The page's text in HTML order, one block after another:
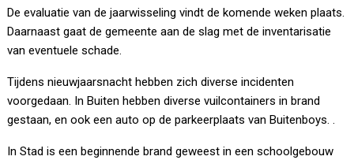
De evaluatie van de jaarwisseling vindt de komende weken plaats.
Daarnaast gaat de gemeente aan de slag met de inventarisatie
van eventuele schade.
Tijdens nieuwjaarsnacht hebben zich diverse incidenten
voorgedaan. In Buiten hebben diverse vuilcontainers in brand
gestaan, en ook een auto op de parkeerplaats van Buitenboys. .
In Stad is een beginnende brand geweest in een schoolgebouw